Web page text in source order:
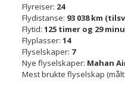
Flyreiser: 24
Flydistanse: 93 038 km
Flytid: 125 timer og 29
Flyplasser: 14
Flyselskaper: 7
Nye flyselskaper: Mahan
Mest brukte flyselskap